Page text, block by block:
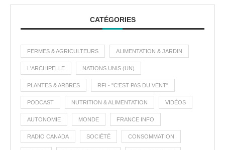
CATÉGORIES
FERMES & AGRICULTEURS ALIMENTATION & JARDIN
L'ARCHIPELLE NATIONS UNIS (UN)
PLANTES & ARBRES RFI - "C'EST PAS DU VENT"
PODCAST NUTRITION & ALIMENTATION VIDÉOS
AUTONOMIE MONDE FRANCE INFO
RADIO CANADA SOCIÉTÉ CONSOMMATION